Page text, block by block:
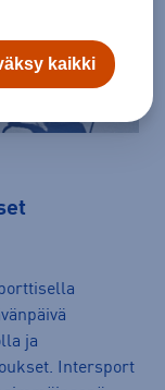
ja
Intersport
kaikki